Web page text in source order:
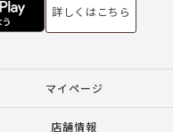
詳しくはこちら
マイページ
店舗情報